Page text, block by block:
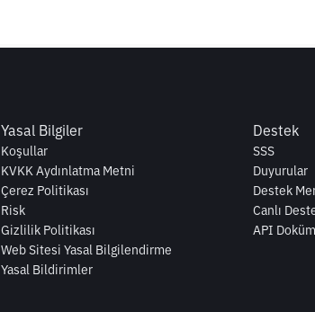
Yasal Bilgiler
Koşullar
KVKK Aydınlatma Metni
Çerez Politikası
Risk
Gizlilik Politikası
Web Sitesi Yasal Bilgilendirme
Yasal Bildirimler
Destek
SSS
Duyurular
Destek
Canlı
API